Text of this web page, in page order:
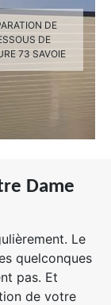
DE
DE
73 SAVOIE
Dame
Le
quelconques
pas. Et
de votre